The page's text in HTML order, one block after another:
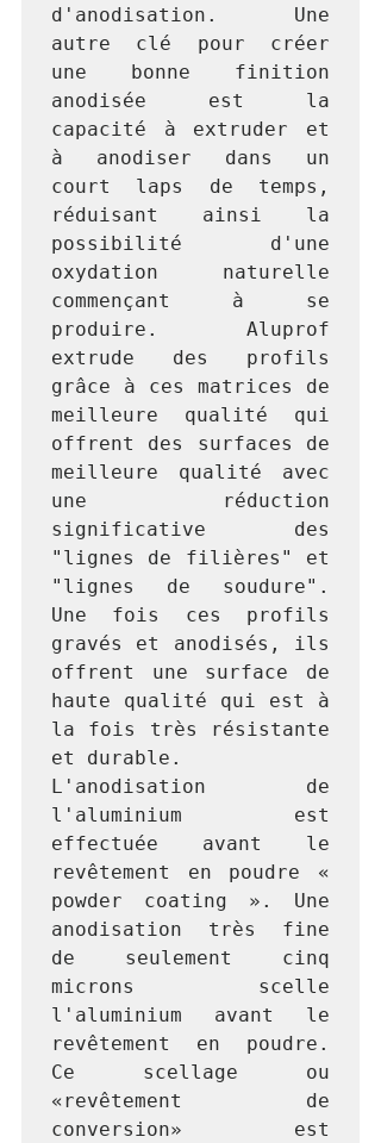
d'anodisation. Une
autre clé pour créer
une bonne finition
anodisée est la
capacité à extruder et
à anodiser dans un
court laps de temps,
réduisant ainsi la
possibilité d'une
oxydation naturelle
commençant à se
produire. Aluprof
extrude des profils
grâce à ces matrices de
meilleure qualité qui
offrent des surfaces de
meilleure qualité avec
une réduction
significative des
"lignes de filières" et
"lignes de soudure".
Une fois ces profils
gravés et anodisés, ils
offrent une surface de
haute qualité qui est à
la fois très résistante
et durable.
L'anodisation de
l'aluminium est
effectuée avant le
revêtement en poudre «
powder coating ». Une
anodisation très fine
de seulement cinq
microns scelle
l'aluminium avant le
revêtement en poudre.
Ce scellage ou
«revêtement de
conversion» est